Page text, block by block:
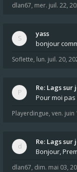
dlan67, mer. juil. 22,
yass
bonjour
Soflette, lun. juil. 20,
Re: Lags
Pour moi
Playerdingue, ven. juin
Re: Lags
Bonjour,
dlan67, dim. mai 03,